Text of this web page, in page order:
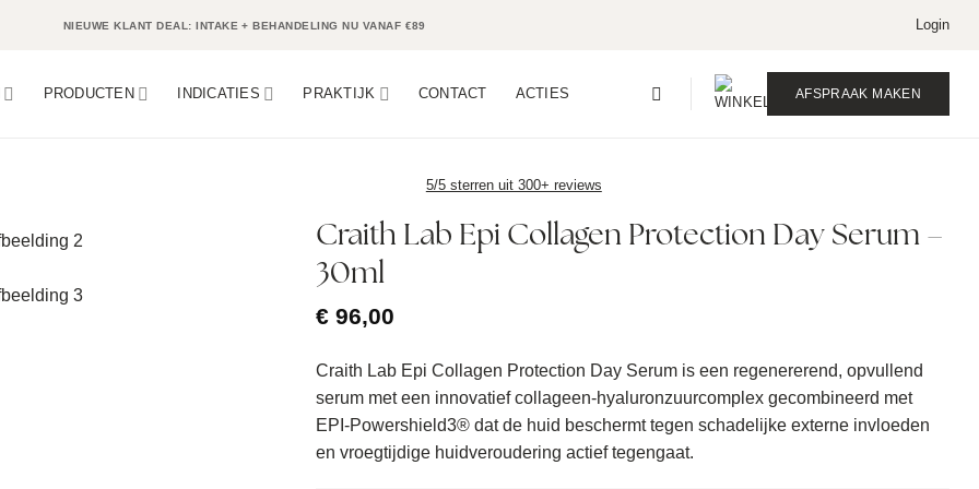
NIEUWE KLANT DEAL: INTAKE + BEHANDELING NU VANAF €89 Login
PRODUCTEN INDICATIES PRAKTIJK CONTACT ACTIES AFSPRAAK MAKEN
5/5 sterren uit 300+ reviews
Craith Lab Epi Collagen Protection Day Serum –
30ml
€ 96,00
Craith Lab Epi Collagen Protection Day Serum is een regenererend, opvullend
serum met een innovatief collageen-hyaluronzuurcomplex gecombineerd met
EPI-Powershield3® dat de huid beschermt tegen schadelijke externe invloeden
en vroegtijdige huidveroudering actief tegengaat.